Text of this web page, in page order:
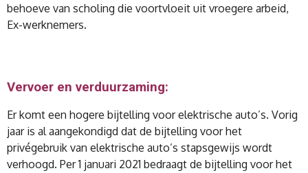
behoeve van scholing die voortvloeit uit vroegere arbeid,
Ex-werknemers.
Vervoer en verduurzaming:
Er komt een hogere bijtelling voor elektrische auto’s. Vorig
jaar is al aangekondigd dat de bijtelling voor het
privégebruik van elektrische auto’s stapsgewijs wordt
verhoogd. Per 1 januari 2021 bedraagt de bijtelling voor het